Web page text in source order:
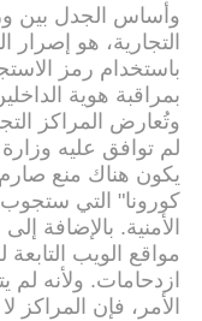
وأساس الجدل بين
التجارية، هو إصرار
بمراقبة هوية
وتُعارض المراكز
لم توافق عليه
يكون هناك منع
كورونا" التي ستجوب
الأمنية. بالإضافة
مواقع الويب
ازدحامات. ولأنه لم
الأمر، فإن المراكز